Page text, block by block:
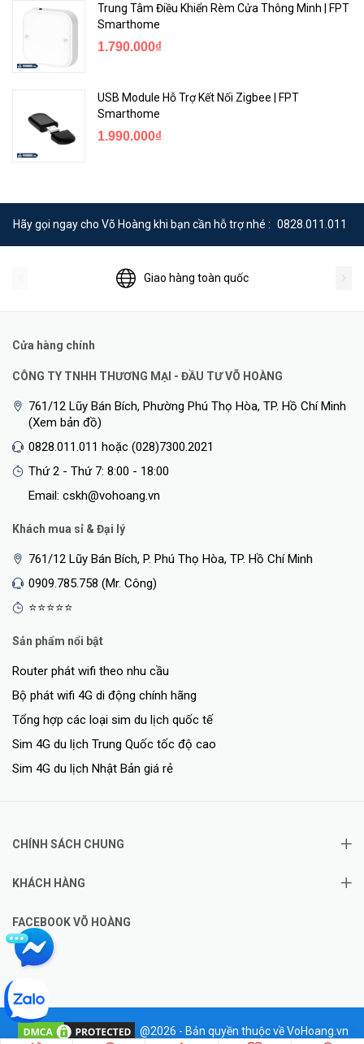
Trung Tâm Điều Khiển Rèm Cửa Thông Minh | FPT
Smarthome
1.790.000₫
USB Module Hỗ Trợ Kết Nối Zigbee | FPT
Smarthome
1.990.000₫
Hãy gọi ngay cho Võ Hoàng khi bạn cần hỗ trợ nhé : 0828.011.011
Giao hàng toàn quốc
Cửa hàng chính
CÔNG TY TNHH THƯƠNG MẠI - ĐẦU TƯ VÕ HOÀNG
761/12 Lũy Bán Bích, Phường Phú Thọ Hòa, TP. Hồ Chí Minh
(Xem bản đồ)
0828.011.011 hoặc (028)7300.2021
Thứ 2 - Thứ 7: 8:00 - 18:00
Email: cskh@vohoang.vn
Khách mua sỉ & Đại lý
761/12 Lũy Bán Bích, P. Phú Thọ Hòa, TP. Hồ Chí Minh
0909.785.758 (Mr. Công)
⭐⭐⭐⭐⭐
Sản phẩm nổi bật
Router phát wifi theo nhu cầu
Bộ phát wifi 4G di động chính hãng
Tổng hợp các loại sim du lịch quốc tế
Sim 4G du lịch Trung Quốc tốc độ cao
Sim 4G du lịch Nhật Bản giá rẻ
CHÍNH SÁCH CHUNG
KHÁCH HÀNG
FACEBOOK VÕ HOÀNG
@2026 - Bản quyền thuộc về VoHoang.vn